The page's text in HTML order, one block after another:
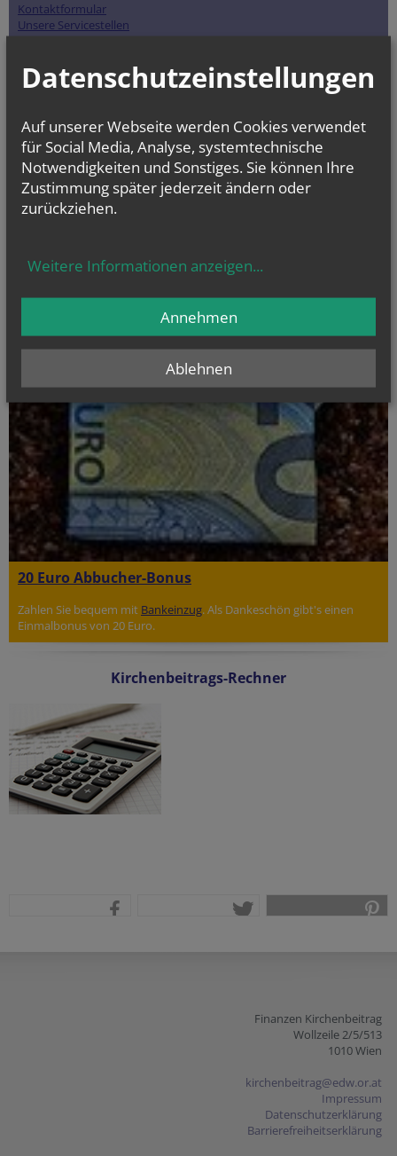
Kontaktformular
Unsere Servicestellen
Die Kirche leistet viel für die Gesellschaft
und unser Land. Deshalb können Sie ab
Person von der Steuer absetzen.
20 Euro Abbucher-Bonus
Zahlen Sie bequem mit Bankeinzug. Als Dankeschön gibt's einen
Einmalbonus von 20 Euro.
Kirchenbeitrags-Rechner
Finanzen Kirchenbeitrag
Wollzeile 2/5/513
1010 Wien
kirchenbeitrag@edw.or.at
Impressum
Datenschutzerklärung
Barrierefreiheitserklärung
Datenschutzeinstellungen
Auf unserer Webseite werden Cookies verwendet
für Social Media, Analyse, systemtechnische
Notwendigkeiten und Sonstiges. Sie können Ihre
Zustimmung später jederzeit ändern oder
zurückziehen.
Weitere Informationen anzeigen...
Ablehnen
Annehmen